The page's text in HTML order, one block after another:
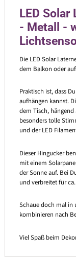
LED Solar
- Metall -
Die LED Solar
dem Balkon oder
Praktisch ist, dass
aufhängen kannst.
dem Tisch,
besonders tolle
und der LED
Dieser Hingucker
mit einem
der Sonne auf. Bei
und verbreitet für
Schaue doch mal in
kombinieren nach
Viel Spaß beim